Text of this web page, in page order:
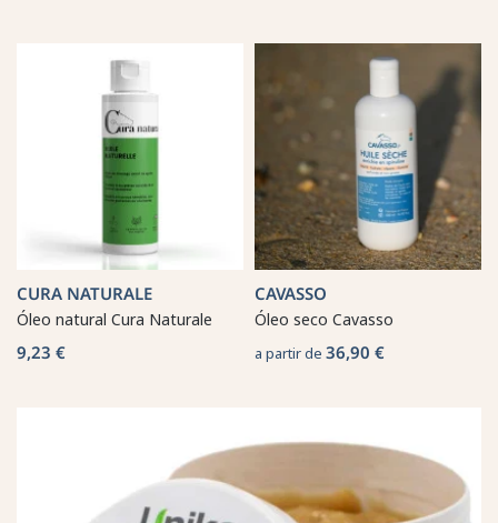
CURA NATURALE
Óleo natural Cura Naturale
9,23 €
CAVASSO
Óleo seco Cavasso
a partir de 36,90 €